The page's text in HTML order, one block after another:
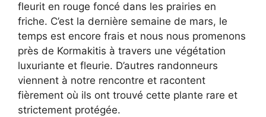
fleurit en rouge foncé dans les prairies en
friche. C’est la dernière semaine de mars, le
temps est encore frais et nous nous promenons
près de Kormakitis à travers une végétation
luxuriante et fleurie. D’autres randonneurs
viennent à notre rencontre et racontent
fièrement où ils ont trouvé cette plante rare et
strictement protégée.